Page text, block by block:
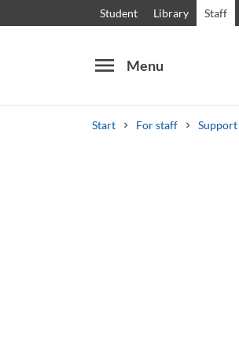
Student Library Staff
menu Menu
Start For staff
Other search